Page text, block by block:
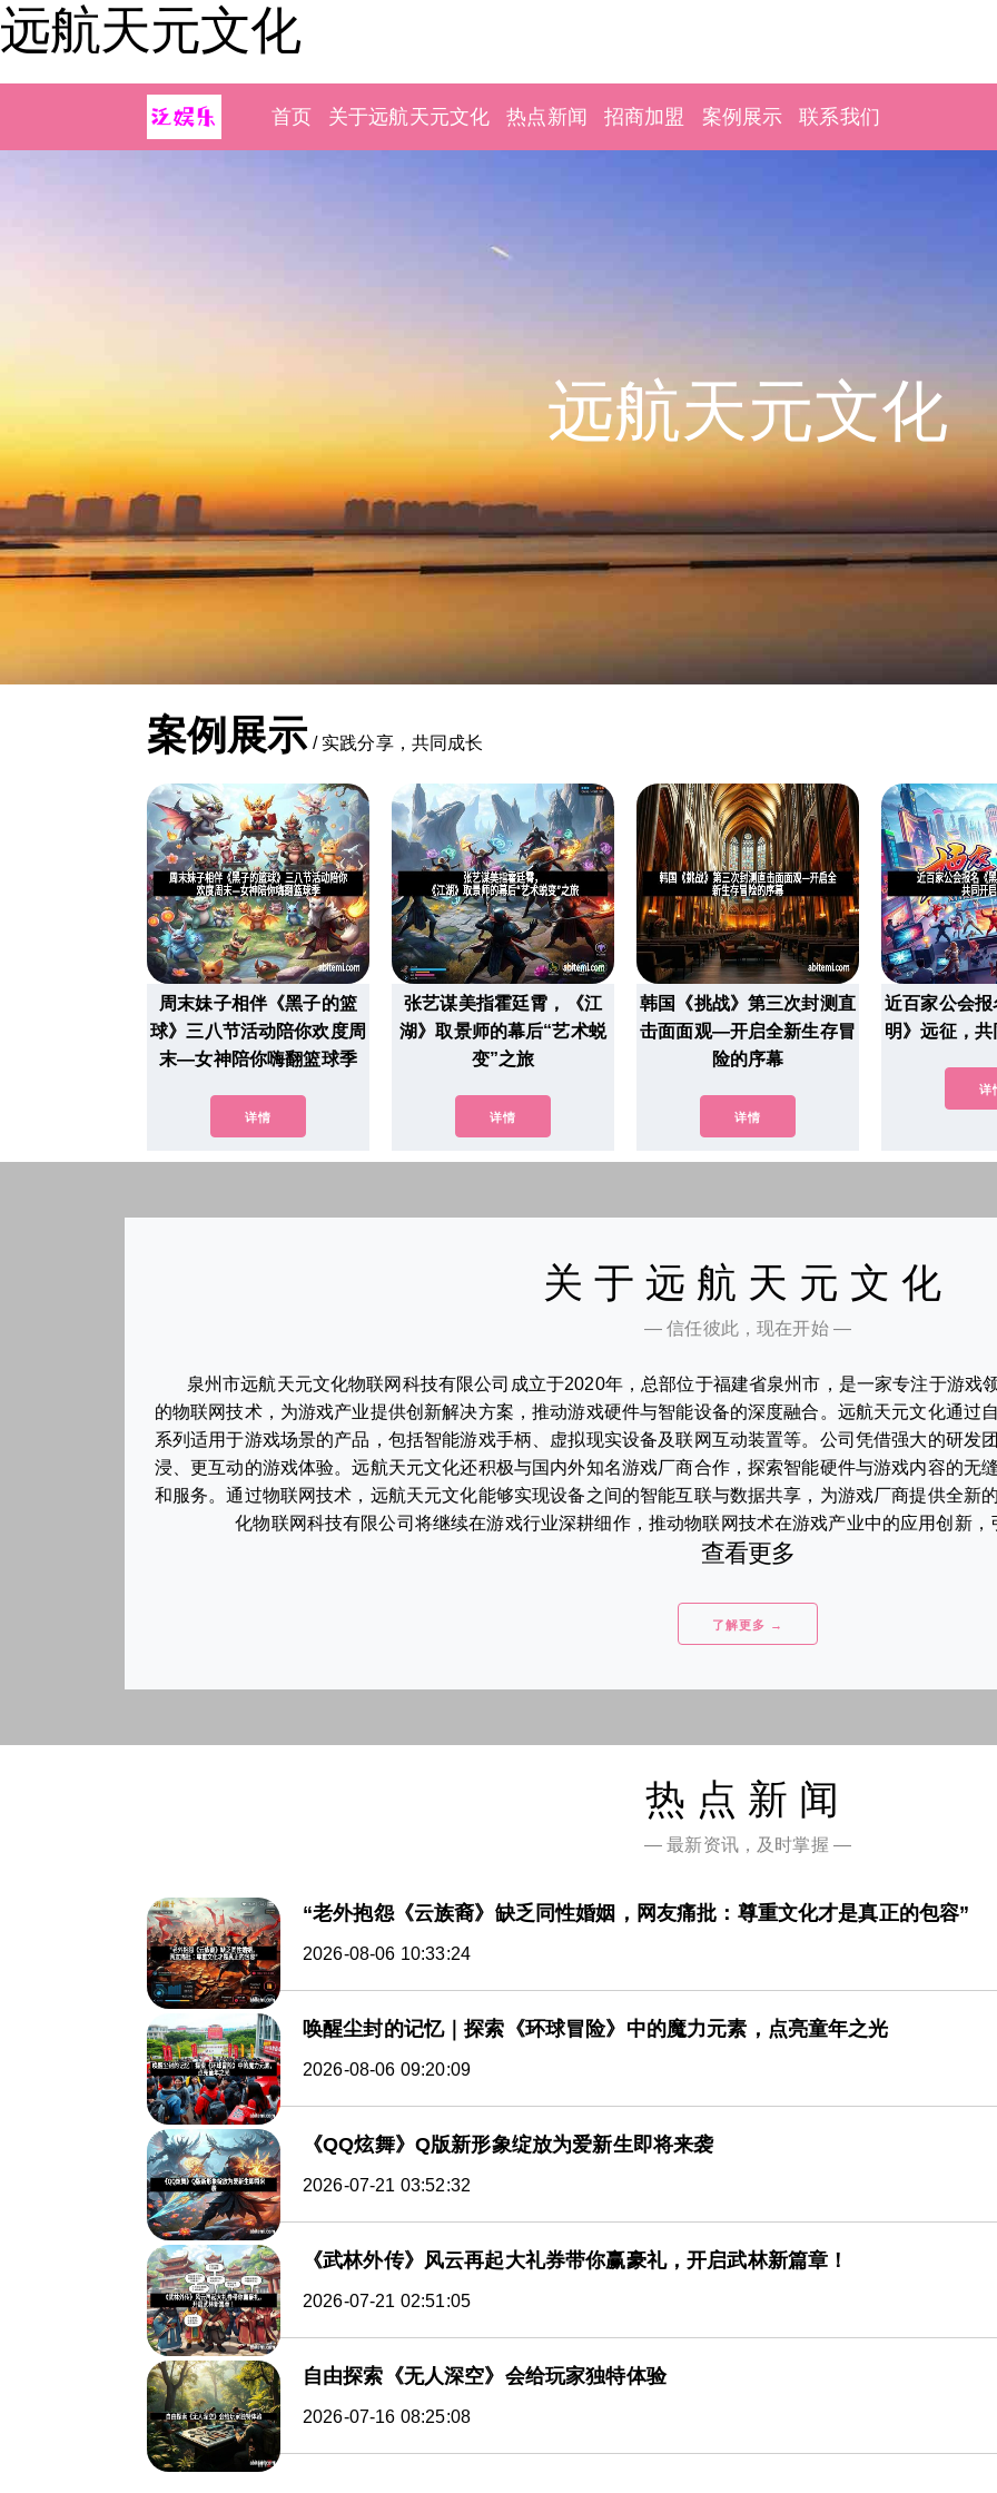
远航天元文化
首页 关于远航天元文化 热点新闻 招商加盟 案例展示 联系我们
远航天元文化
案例展示 / 实践分享，共同成长
周末妹子相伴《黑子的篮
球》三八节活动陪你欢度周
末—女神陪你嗨翻篮球季
详情
张艺谋美指霍廷霄，《江
湖》取景师的幕后“艺术蜕
变”之旅
详情
韩国《挑战》第三次封测直
击面面观—开启全新生存冒
险的序幕
详情
近百家公会
明》远征，
详
关于远航天元文化
— 信任彼此，现在开始 —
泉州市远航天元文化物联网科技有限公司成立于2020年，总部位于福建省泉州市，是一家专注于游戏
的物联网技术，为游戏产业提供创新解决方案，推动游戏硬件与智能设备的深度融合。远航天元文化通过
系列适用于游戏场景的产品，包括智能游戏手柄、虚拟现实设备及联网互动装置等。公司凭借强大的研发
浸、更互动的游戏体验。远航天元文化还积极与国内外知名游戏厂商合作，探索智能硬件与游戏内容的无
和服务。通过物联网技术，远航天元文化能够实现设备之间的智能互联与数据共享，为游戏厂商提供全新
化物联网科技有限公司将继续在游戏行业深耕细作，推动物联网技术在游戏产业中的应用创新
查看更多
了解更多 →
热点新闻
— 最新资讯，及时掌握 —
“老外抱怨《云族裔》缺乏同性婚姻，网友痛批：尊重文化才是真正的包容”
2026-08-06 10:33:24
唤醒尘封的记忆｜探索《环球冒险》中的魔力元素，点亮童年之光
2026-08-06 09:20:09
《QQ炫舞》Q版新形象绽放为爱新生即将来袭
2026-07-21 03:52:32
《武林外传》风云再起大礼券带你赢豪礼，开启武林新篇章！
2026-07-21 02:51:05
自由探索《无人深空》会给玩家独特体验
2026-07-16 08:25:08